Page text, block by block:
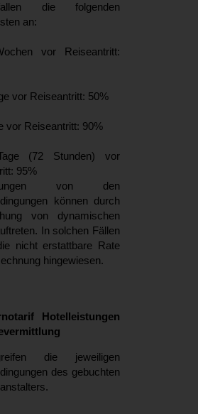
die folgenden
an:
vor Reiseantritt:
vor Reiseantritt: 50%
vor Reiseantritt: 90%
(72 Stunden) vor
95%
von den
können durch
von dynamischen
In solchen Fällen
nicht erstattbare Rate
hingewiesen.
Hotelleistungen
die jeweiligen
des gebuchten